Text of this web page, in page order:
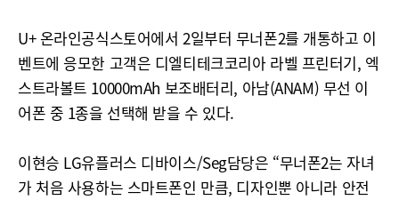
U+ 온라인공식스토어에서 2일부터 무너폰2를 개통하고 이
벤트에 응모한 고객은 디엘티테크코리아 라벨 프린터기, 엑
스트라볼트 10000mAh 보조배터리, 아남(ANAM) 무선 이
어폰 중 1종을 선택해 받을 수 있다.
이현승 LG유플러스 디바이스/Seg담당은 “무너폰2는 자녀
가 처음 사용하는 스마트폰인 만큼, 디자인뿐 아니라 안전